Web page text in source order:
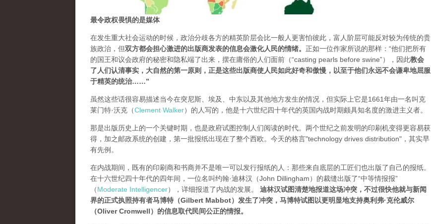
最令政权畏惧的是媒体
在发生重大社会运动的时候，政治分歧各方的精英阶层会比一般人更害怕彼此，富人阶层可能反对较为传统的贵
族政治，但双方都会担心激进的出版商发表的信息会激化人民的情绪。 正如一位作家所说的那样：“他们把所有
的国王和议会政府的秘密和隐私端了出来，摆在庸俗的人们面前（“casting pearls before swine”），因此教会
了人们认清事实，大自然的第一原则，正是这些出版商使人民如此好奇和傲慢，以至于他们永远不会谦卑地屈服
于精英的统治……”
虽然这些话很容易描述当今在突尼斯、埃及、中东以及其他地方发生的情况，但实际上它是1661年由一名叫克
莱门特·沃克（Clement Walker）的人写的，他是十六世纪四十年代的英国内战时期颇具知名度的激进主义者。
那是出版历史上的一个关键时期，也是政府试图控制人们阅读的时代。两个世纪之前发明的印刷机变得更容易获
得，加之邮政系统的创建，第一批报纸出现在了整个西欧。今天的格言"technology drives dis­tribution"，其实早
有先例。
在内战期间，既有的印刷商和书商并不是唯一可以发行报纸的人：那些来自底层的工匠们也出版了自己的报纸。
在十六世纪四十年代的四年间，一位名叫约翰·迪林汉（John Dillingham）的裁缝出版了“中等情报报”
（Moderate Intelligencer），详细报道了内战的发展。 迪林汉试图清楚地报道这场冲突，不过很快他就与新闻
界的正式执照持有者马博特（Gilbert Mabbot）发生了冲突，马博特试图以更明显地支持奥利弗·克伦威尔
（Oliver Cromwell）的信息取代民间公正的情报。